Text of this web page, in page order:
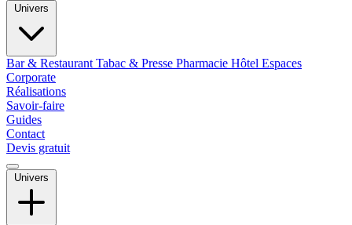
Bar & Restaurant Tabac & Presse Pharmacie Hôtel Espaces
Corporate
Réalisations
Savoir-faire
Guides
Contact
Devis gratuit
Univers